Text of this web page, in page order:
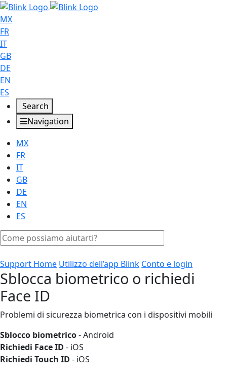
MX
FR
IT
GB
DE
EN
ES
Search
Navigation
MX
FR
IT
GB
DE
EN
ES
Support Home Utilizzo dell’app Blink Conto e login
Sblocca biometrico o richiedi
Face ID
Problemi di sicurezza biometrica con i dispositivi mobili
Sblocco biometrico- Android
Richiedi Face ID - iOS
Richiedi Touch ID - iOS